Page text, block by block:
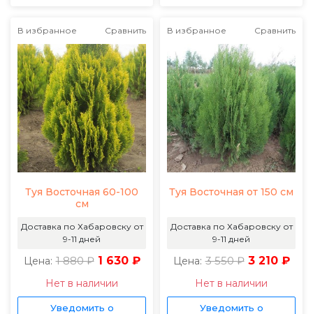
В избранное Сравнить
Туя Восточная 60-100
см
Доставка по Хабаровску от
9-11 дней
Цена: 1 880 ₽ 1 630 ₽
Нет в наличии
Уведомить о
В избранное Сравнить
Туя Восточная от 150 см
Доставка по Хабаровску от
9-11 дней
Цена: 3 550 ₽ 3 210 ₽
Нет в наличии
Уведомить о